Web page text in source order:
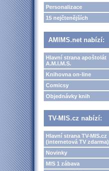
Personalizace
15 nejčtenějších
AMIMS.net nabízí:
Hlavní strana apoštolát
A.M.I.M.S.
Knihovna on-line
Comicsy
Objednávky knih
TV-MIS.cz nabízí:
Hlavní strana TV-MIS.cz
(internetová TV zdarma)
Novinky
MIS 1 zábava